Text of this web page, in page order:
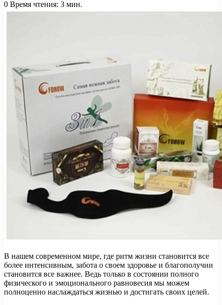
0 Время чтения: 3 мин.
В нашем современном мире, где ритм жизни становится все
более интенсивным, забота о своем здоровье и благополучии
становится все важнее. Ведь только в состоянии полного
физического и эмоционального равновесия мы можем
полноценно наслаждаться жизнью и достигать своих целей.